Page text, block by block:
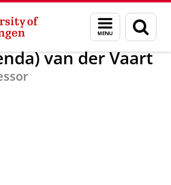
Menu
and
search
page
dr. G. (Gwenda) van der Vaart
van der Vaart